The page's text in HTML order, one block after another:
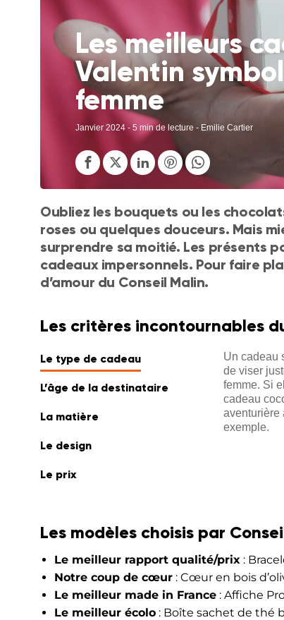
Les meilleurs
Valentin
femme
Janvier 2024 - 5 min de lecture - Emilie Cartier
Oubliez les bouquets ou les
roses ou quelques douceurs. Mais
surprendre sa moitié. Les présents
cadeaux impersonnels. Pour faire
d’amour du Conseil Malin.
Les critères incontournables
Le type de cadeau
L’âge de la destinataire
La matière
Le design
Le prix
Un cadeau
de viser
femme. Si
cadeau
aventurière
exemple.
Les modèles choisis par
Le meilleur rapport qualité/prix :
Notre coup de cœur : Cœur en bois
Le meilleur made in France : Affiche
Le meilleur écolo : Boîte sachet de thé